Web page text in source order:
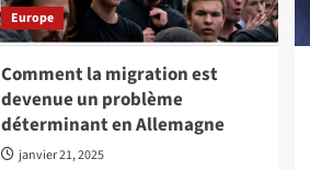
Europe
Comment la migration est
devenue un problème
déterminant en Allemagne
janvier 21, 2025